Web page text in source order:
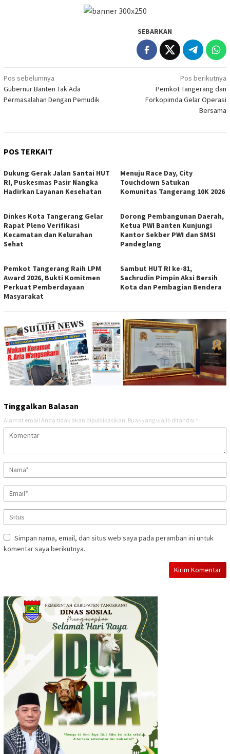
SEBARKAN
Navigasi
pos
Pos sebelumnya
Gubernur Banten Tak Ada
Permasalahan Dengan Pemudik
Pos berikutnya
Pemkot Tangerang dan
Forkopimda Gelar Operasi
Bersama
POS TERKAIT
Dukung Gerak Jalan Santai HUT
RI, Puskesmas Pasir Nangka
Hadirkan Layanan Kesehatan
Menuju Race Day, City
Touchdown Satukan
Komunitas Tangerang 10K 2026
Dinkes Kota Tangerang Gelar
Rapat Pleno Verifikasi
Kecamatan dan Kelurahan
Sehat
Dorong Pembangunan Daerah,
Ketua PWI Banten Kunjungi
Kantor Sekber PWI dan SMSI
Pandeglang
Pemkot Tangerang Raih LPM
Award 2026, Bukti Komitmen
Perkuat Pemberdayaan
Masyarakat
Sambut HUT RI ke-81,
Sachrudin Pimpin Aksi Bersih
Kota dan Pembagian Bendera
Tinggalkan Balasan
Alamat email Anda tidak akan dipublikasikan. Ruas yang wajib ditandai *
Simpan nama, email, dan situs web saya pada peramban ini untuk
komentar saya berikutnya.